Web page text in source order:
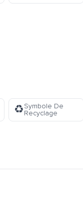
♻️Symbole De
Recyclage